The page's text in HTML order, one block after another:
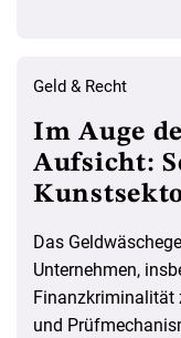
Geld & Recht
Im Auge
Aufsicht:
Das
Unternehmen,
Finanzkriminalität
und